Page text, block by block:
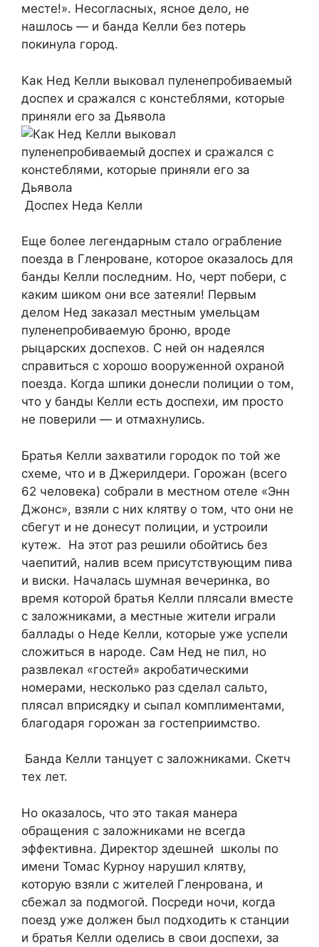
месте!». Несогласных, ясное дело, не
нашлось — и банда Келли без потерь
покинула город.
Как Нед Келли выковал пуленепробиваемый
доспех и сражался с констеблями, которые
приняли его за Дьявола
Доспех Неда Келли
Еще более легендарным стало ограбление
поезда в Гленроване, которое оказалось для
банды Келли последним. Но, черт побери, с
каким шиком они все затеяли! Первым
делом Нед заказал местным умельцам
пуленепробиваемую броню, вроде
рыцарских доспехов. С ней он надеялся
справиться с хорошо вооруженной охраной
поезда. Когда шпики донесли полиции о том,
что у банды Келли есть доспехи, им просто
не поверили — и отмахнулись.
Братья Келли захватили городок по той же
схеме, что и в Джерилдери. Горожан (всего
62 человека) собрали в местном отеле «Энн
Джонс», взяли с них клятву о том, что они не
сбегут и не донесут полиции, и устроили
кутеж. На этот раз решили обойтись без
чаепитий, налив всем присутствующим пива
и виски. Началась шумная вечеринка, во
время которой братья Келли плясали вместе
с заложниками, а местные жители играли
баллады о Неде Келли, которые уже успели
сложиться в народе. Сам Нед не пил, но
развлекал «гостей» акробатическими
номерами, несколько раз сделал сальто,
плясал вприсядку и сыпал комплиментами,
благодаря горожан за гостеприимство.
Банда Келли танцует с заложниками. Скетч
тех лет.
Но оказалось, что это такая манера
обращения с заложниками не всегда
эффективна. Директор здешней школы по
имени Томас Курноу нарушил клятву,
которую взяли с жителей Гленрована, и
сбежал за подмогой. Посреди ночи, когда
поезд уже должен был подходить к станции
и братья Келли оделись в свои доспехи, за